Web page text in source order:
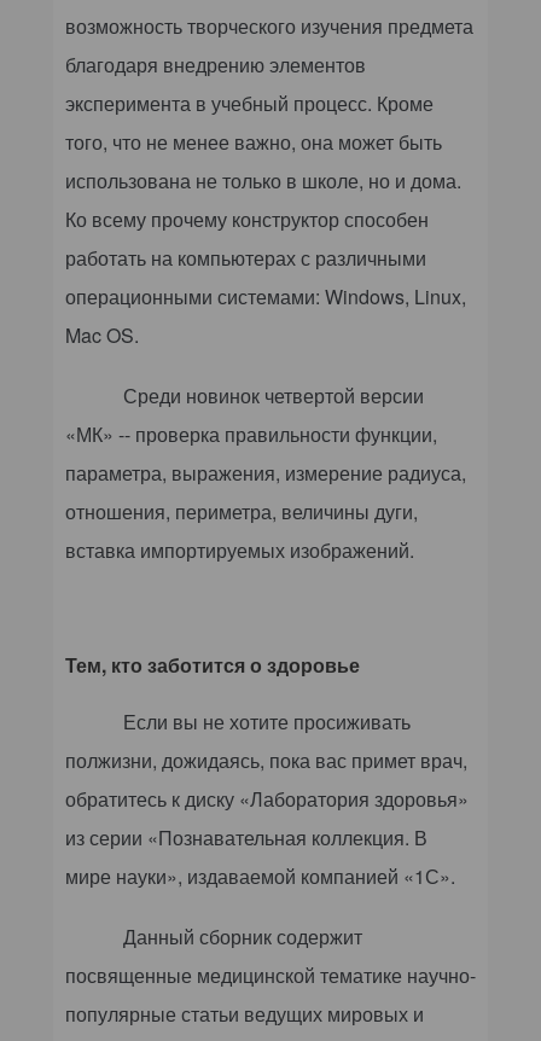
возможность творческого изучения предмета
благодаря внедрению элементов
эксперимента в учебный процесс. Кроме
того, что не менее важно, она может быть
использована не только в школе, но и дома.
Ко всему прочему конструктор способен
работать на компьютерах с различными
операционными системами: Windows, Linux,
MacOS.
Среди новинок четвертой версии
«МК» -- проверка правильности функции,
параметра, выражения, измерение радиуса,
отношения, периметра, величины дуги,
вставка импортируемых изображений.
Тем, кто заботится о здоровье
Если вы не хотите просиживать
полжизни, дожидаясь, пока вас примет врач,
обратитесь к диску «Лаборатория здоровья»
из серии «Познавательная коллекция. В
мире науки», издаваемой компанией «1С».
Данный сборник содержит
посвященные медицинской тематике научно-
популярные статьи ведущих мировых и